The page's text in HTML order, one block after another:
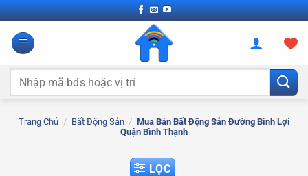
Bỏ
qua
nội
Tìm
Trang Chủ / Bất Động Sản / Mua Bán Bất Động Sản Đường Bình Lợi
Quận Bình Thạnh
LỌC